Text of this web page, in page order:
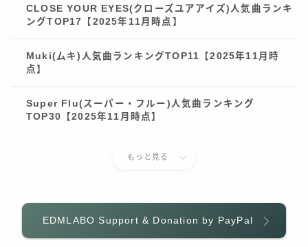
CLOSE YOUR EYES(クローズユアアイズ)人気曲ランキ
ングTOP17【2025年11月時点】
Muki(ムキ)人気曲ランキングTOP11【2025年11月時
点】
Super Flu(スーパー・フルー)人気曲ランキング
TOP30【2025年11月時点】
もっと見る
EDMLABO Support & Donation by PayPal